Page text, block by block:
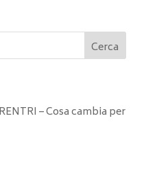
Cerca
– Cosa cambia per